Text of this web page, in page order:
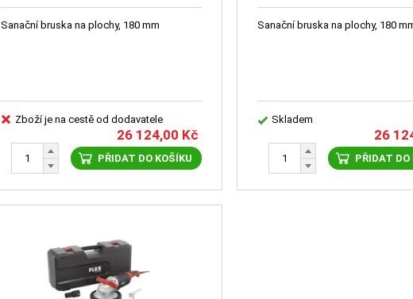
Sanační bruska na plochy, 180 mm
Zboží je na cestě od dodavatele
26 124,00 Kč
PŘIDAT DO KOŠÍKU
Sanační bruska na plochy, 180
Skladem
26
PŘIDAT DO